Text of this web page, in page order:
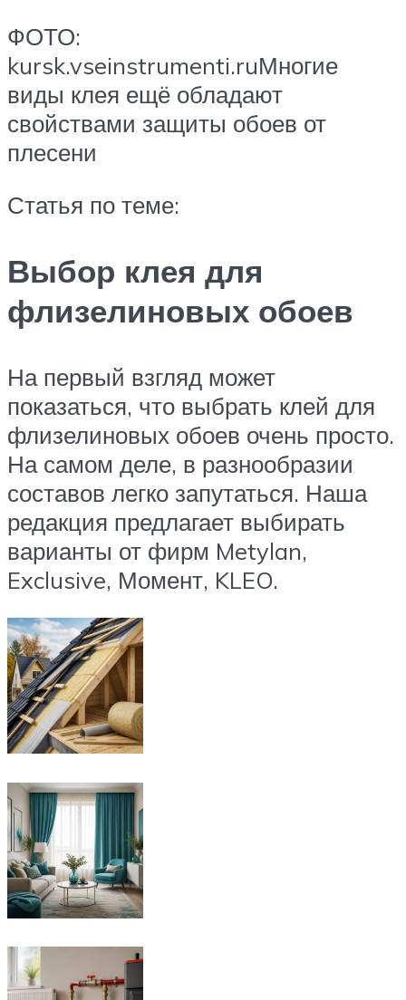
ФОТО:
kursk.vseinstrumenti.ruМногие
виды клея ещё обладают
свойствами защиты обоев от
плесени
Статья по теме:
Выбор клея для
флизелиновых обоев
На первый взгляд может
показаться, что выбрать клей для
флизелиновых обоев очень просто.
На самом деле, в разнообразии
составов легко запутаться. Наша
редакция предлагает выбирать
варианты от фирм Metylan,
Exclusive, Момент, KLEO.